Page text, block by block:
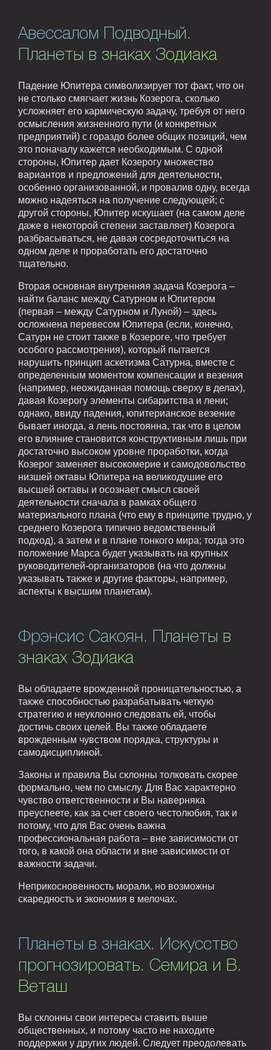
Авессалом Подводный.
Планеты в знаках Зодиака
Падение Юпитера символизирует тот факт, что он
не столько смягчает жизнь Козерога, сколько
усложняет его кармическую задачу, требуя от него
осмысления жизненного пути (и конкретных
предприятий) с гораздо более общих позиций, чем
это поначалу кажется необходимым. С одной
стороны, Юпитер дает Козерогу множество
вариантов и предложений для деятельности,
особенно организованной, и провалив одну, всегда
можно надеяться на получение следующей; с
другой стороны, Юпитер искушает (на самом деле
даже в некоторой степени заставляет) Козерога
разбрасываться, не давая сосредоточиться на
одном деле и проработать его достаточно
тщательно.
Вторая основная внутренняя задача Козерога –
найти баланс между Сатурном и Юпитером
(первая – между Сатурном и Луной) – здесь
осложнена перевесом Юпитера (если, конечно,
Сатурн не стоит также в Козероге, что требует
особого рассмотрения), который пытается
нарушить принцип аскетизма Сатурна, вместе с
определенным моментом компенсации и везения
(например, неожиданная помощь сверху в делах),
давая Козерогу элементы сибаритства и лени;
однако, ввиду падения, юпитерианское везение
бывает иногда, а лень постоянна, так что в целом
его влияние становится конструктивным лишь при
достаточно высоком уровне проработки, когда
Козерог заменяет высокомерие и самодовольство
низшей октавы Юпитера на великодушие его
высшей октавы и осознает смысл своей
деятельности сначала в рамках общего
материального плана (что ему в принципе трудно, у
среднего Козерога типично ведомственный
подход), а затем и в плане тонкого мира; тогда это
положение Марса будет указывать на крупных
руководителей-организаторов (на что должны
указывать также и другие факторы, например,
аспекты к высшим планетам).
Фрэнсис Сакоян. Планеты в
знаках Зодиака
Вы обладаете врожденной проницательностью, а
также способностью разрабатывать четкую
стратегию и неуклонно следовать ей, чтобы
достичь своих целей. Вы также обладаете
врожденным чувством порядка, структуры и
самодисциплиной.
Законы и правила Вы склонны толковать скорее
формально, чем по смыслу. Для Вас характерно
чувство ответственности и Вы наверняка
преуспеете, как за счет своего честолюбия, так и
потому, что для Вас очень важна
профессиональная работа – вне зависимости от
того, в какой она области и вне зависимости от
важности задачи.
Неприкосновенность морали, но возможны
скаредность и экономия в мелочах.
Планеты в знаках. Искусство
прогнозировать. Семира и В.
Веташ
Вы склонны свои интересы ставить выше
общественных, и потому часто не находите
поддержки у других людей. Следует преодолевать